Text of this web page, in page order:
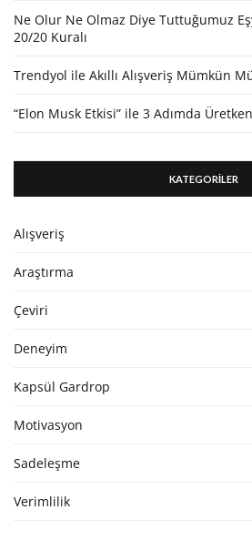
Ne Olur Ne Olmaz Diye Tuttuğumuz
20/20 Kuralı
Trendyol ile Akıllı Alışveriş Mümkün
“Elon Musk Etkisi” ile 3 Adımda
KATEGORİLER
Alışveriş
Araştırma
Çeviri
Deneyim
Kapsül Gardrop
Motivasyon
Sadeleşme
Verimlilik